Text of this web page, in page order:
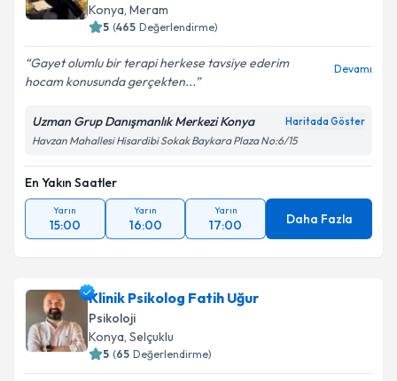
Konya, Meram
5 (465 Değerlendirme)
Gayet olumlu bir terapi herkese tavsiye ederim
hocam konusunda gerçekten...
Devamı
Uzman Grup Danışmanlık Merkezi Konya Haritada Göster
Havzan Mahallesi Hisardibi Sokak Baykara Plaza No:6/15
En Yakın Saatler
Yarın
15:00
Yarın
16:00
Yarın
17:00 Daha Fazla
Klinik Psikolog Fatih Uğur
Psikoloji
Konya, Selçuklu
5 (65 Değerlendirme)